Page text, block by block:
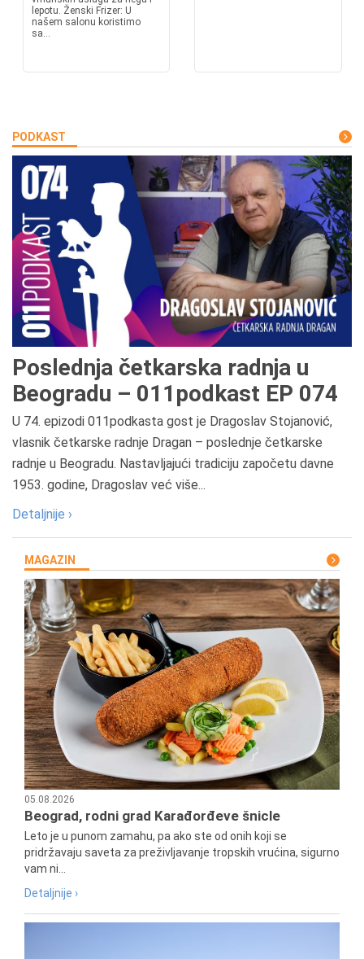
lepotu. Ženski Frizer: U
našem salonu koristimo
sa...
PODKAST
Poslednja četkarska radnja u
Beogradu – 011podkast EP 074
U 74. epizodi 011podkasta gost je Dragoslav Stojanović,
vlasnik četkarske radnje Dragan – poslednje četkarske
radnje u Beogradu. Nastavljajući tradiciju započetu davne
1953. godine, Dragoslav već više...
Detaljnije ›
MAGAZIN
05.08.2026
Beograd, rodni grad Karađorđeve šnicle
Leto je u punom zamahu, pa ako ste od onih koji se
pridržavaju saveta za preživljavanje tropskih vrućina, sigurno
vam ni...
Detaljnije ›